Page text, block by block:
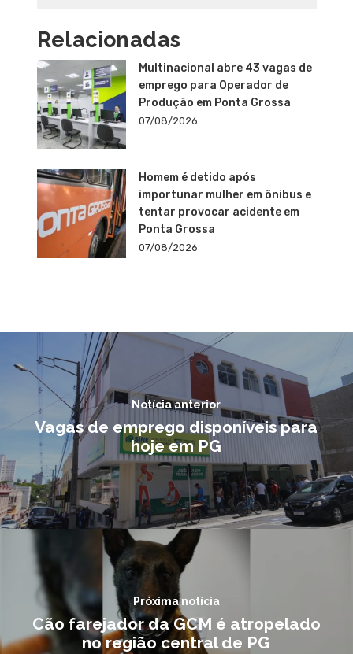
Relacionadas
Multinacional abre 43 vagas de
emprego para Operador de
Produção em Ponta Grossa
07/08/2026
Homem é detido após
importunar mulher em ônibus e
tentar provocar acidente em
Ponta Grossa
07/08/2026
Notícia anterior
Vagas de emprego disponíveis para
hoje em PG
Próxima notícia
Cão farejador da GCM é atropelado
no região central de PG